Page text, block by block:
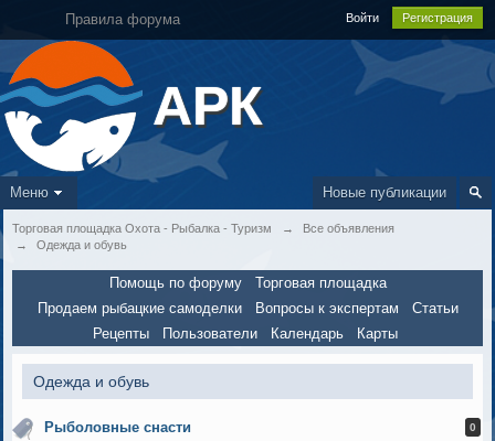
Правила форума Войти Регистрация
АРК
Новые публикации
Меню
Торговая площадка Охота - Рыбалка - Туризм →
Все объявления
→
Одежда и обувь
Помощь по форуму
Торговая площадка
Продаем рыбацкие самоделки
Вопросы к экспертам
Статьи
Рецепты
Пользователи Календарь Карты
Одежда и обувь
Рыболовные снасти 0